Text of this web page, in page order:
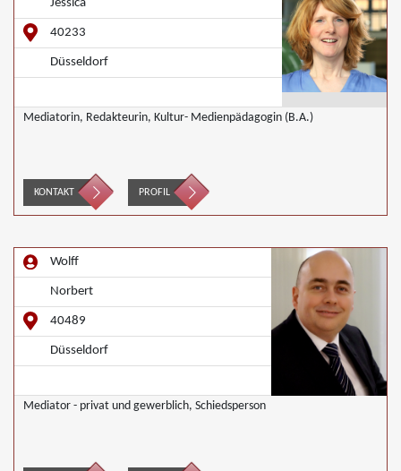
Jessica
40233
Düsseldorf
Mediatorin, Redakteurin, Kultur- Medienpädagogin (B.A.)
KONTAKT PROFIL
Wolff
Norbert
40489
Düsseldorf
Mediator - privat und gewerblich, Schiedsperson